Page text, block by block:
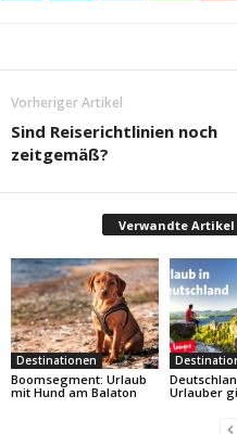
Vorheriger Artikel
Sind Reiserichtlinien noch
zeitgemäß?
Verwandte Artikel
Destinationen
Boomsegment: Urlaub
mit Hund am Balaton
Urlauber